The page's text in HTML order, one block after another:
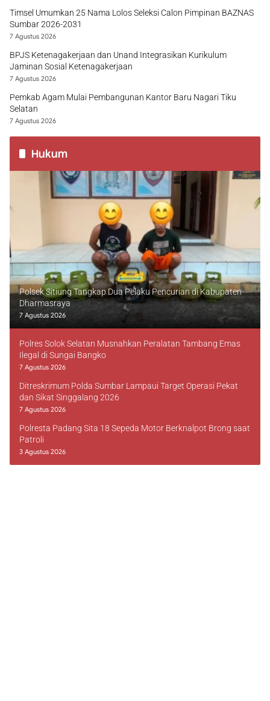
Timsel Umumkan 25 Nama Lolos Seleksi Calon Pimpinan BAZNAS
Sumbar 2026-2031
7 Agustus 2026
BPJS Ketenagakerjaan dan Unand Integrasikan Kurikulum
Jaminan Sosial Ketenagakerjaan
7 Agustus 2026
Pemkab Agam Mulai Pembangunan Kantor Baru Nagari Tiku
Selatan
7 Agustus 2026
Hukum
Polsek Sitiung Tangkap Dua Pelaku Pencurian di Kabupaten
Dharmasraya
7 Agustus 2026
Polres Solok Selatan Musnahkan Peralatan Tambang Emas
Ilegal di Sungai Bangko
7 Agustus 2026
Ditreskrimum Polda Sumbar Lampaui Target Operasi Pekat
dan Sikat Singgalang 2026
7 Agustus 2026
Polresta Padang Sita 18 Sepeda Motor Berknalpot Brong saat
Patroli
3 Agustus 2026